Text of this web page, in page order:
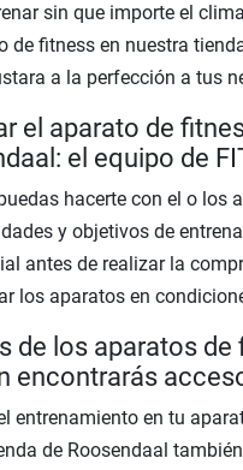
sin que importe el
de fitness en nuestra
a la perfección a tus
el aparato de
el equipo de
hacerte con el o los
y objetivos de
antes de realizar la
los aparatos en
de los aparatos de
encontrarás
entrenamiento en tu
de Roosendaal